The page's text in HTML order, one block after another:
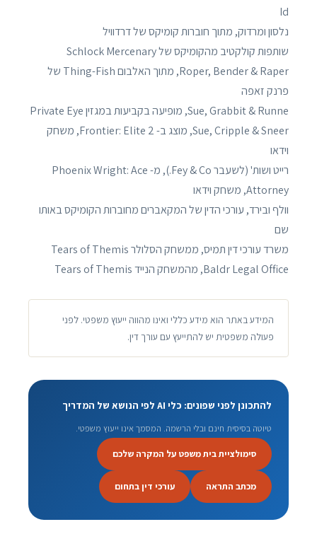
Id
נלסון ומרדוק, מתוך חוברות קומיקס של דרדוויל
שותפות קולקטיב מהקומיקס של Schlock Mercenary
Roper, Bender & Raper, מתוך האלבום Thing-Fish של
פרנק זאפה
Sue, Grabbit & Runne, מופיעה בקביעות במגזין Private Eye
Sue, Cripple & Sneer, מוצג ב- Frontier: Elite 2, משחק
וידאו
רייט ושות' (לשעבר Fey & Co.), מ- Phoenix Wright: Ace
Attorney, משחק וידאו
וולף ובירד, עורכי הדין של המקאברים מחוברות הקומיקס באותו
שם
משרד עורכי דין תמיס, ממשחק הסלולר Tears of Themis
Baldr Legal Office, מהמשחק הנייד Tears of Themis
המידע באתר הוא מידע כללי ואינו מהווה ייעוץ משפטי. לפני
פעולה משפטית יש להתייעץ עם עורך דין.
להתכונן לפני שפונים: כלי AI לפי הנושא של המדריך
טיוטה בסיסית חינם ובלי הרשמה. המסמך אינו ייעוץ משפטי.
סימולציית בית משפט על המקרה שלכם
מכתב התראה עורכי דין בתחום